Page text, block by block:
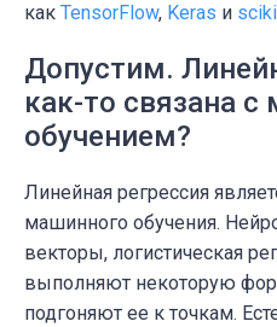
как TensorFlow, Keras и
Допустим.
как-то связана
обучением?
Линейная регрессия
машинного обучения.
векторы, логистическая
выполняют некоторую
подгоняют ее к точкам.